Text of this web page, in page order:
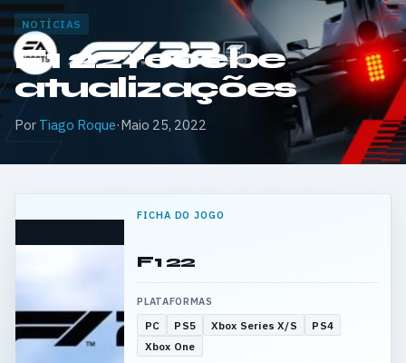
NOTÍCIAS
F1 22 recebe
atualizações
Por Tiago Roque·Maio 25, 2022
FICHA DO JOGO
F1 22
PLATAFORMAS
PC PS5 Xbox Series X/S
PS4
Xbox One